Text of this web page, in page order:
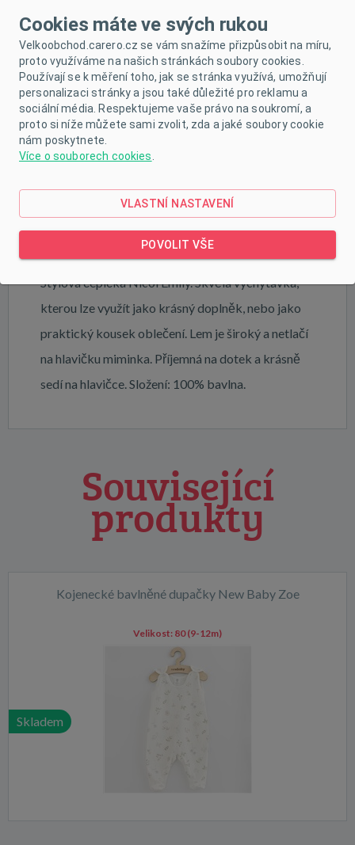
POPIS PRODUKTU
PARAMETRY
VIDEO
KE STAŽENÍ
Stylová čepička Nicol Emily. Skvělá vychytávka,
kterou lze využít jako krásný doplněk, nebo jako
praktický kousek oblečení. Lem je široký a netlačí
na hlavičku miminka. Příjemná na dotek a krásně
sedí na hlavičce. Složení: 100% bavlna.
Související
produkty
Kojenecké bavlněné dupačky New Baby Zoe
Skladem
Velikost: 80 (9-12m)
Cookies máte ve svých rukou
Velkoobchod.carero.cz se vám snažíme přizpůsobit na míru,
proto využíváme na našich stránkách soubory cookies.
Používají se k měření toho, jak se stránka využívá, umožňují
personalizaci stránky a jsou také důležité pro reklamu a
sociální média. Respektujeme vaše právo na soukromí, a
proto si níže můžete sami zvolit, zda a jaké soubory cookie
nám poskytnete.
Více o souborech cookies
VLASTNÍ NASTAVENÍ
POVOLIT VŠE